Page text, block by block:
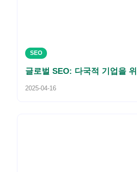
SEO
글로벌 SEO: 다국적 기업을
2025-04-16